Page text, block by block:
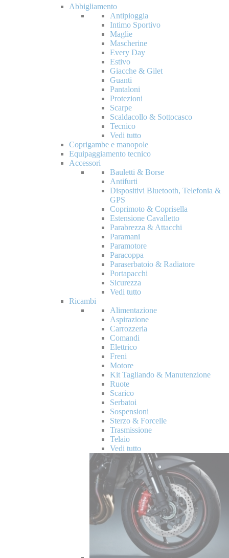
Abbigliamento
Antipioggia
Intimo Sportivo
Maglie
Mascherine
Every Day
Estivo
Giacche & Gilet
Guanti
Pantaloni
Protezioni
Scarpe
Scaldacollo & Sottocasco
Tecnico
Vedi tutto
Coprigambe e manopole
Equipaggiamento tecnico
Accessori
Bauletti & Borse
Antifurti
Dispositivi Bluetooth, Telefonia &
GPS
Coprimoto & Coprisella
Estensione Cavalletto
Parabrezza & Attacchi
Paramani
Paramotore
Paracoppa
Paraserbatoio & Radiatore
Portapacchi
Sicurezza
Vedi tutto
Ricambi
Alimentazione
Aspirazione
Carrozzeria
Comandi
Elettrico
Freni
Motore
Kit Tagliando & Manutenzione
Ruote
Scarico
Serbatoi
Sospensioni
Sterzo & Forcelle
Trasmissione
Telaio
Vedi tutto